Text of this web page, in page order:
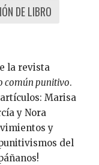
DE LIBRO
la revista
común punitivo.
Marisa
y Nora
y
del